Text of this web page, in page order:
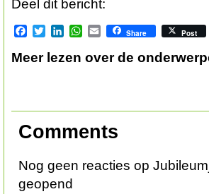
Deel dit bericht:
Facebook
TwitterLinkedInWhatsApp
EmailShare Post
Meer lezen over de
Comments
Nog geen reacties op
geopend